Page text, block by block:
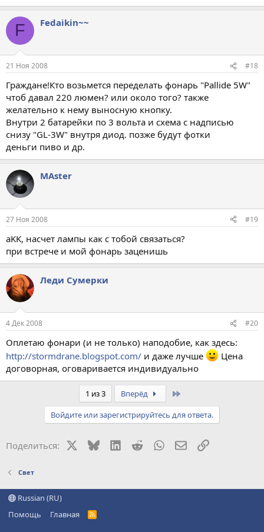
F Fedaikin~~
21 Ноя 2008 #18
Граждане!Кто возьмется переделать фонарь "Pallide 5W"
чтоб давал 220 люмен? или около того? также
желательно к нему выносную кнопку.
Внутри 2 батарейки по 3 вольта и схема с надписью
снизу "GL-3W" внутря диод. позже будут фотки
деньги пиво и др.
МАster
27 Ноя 2008 #19
aKK, насчет лампы как с тобой связаться?
при встрече и мой фонарь заценишь
Леди Сумерки
4 Дек 2008 #20
Оплетаю фонари (и не только) наподобие, как здесь:
http://stormdrane.blogspot.com/ и даже лучше
Цена
договорная, оговаривается индивидуально
1 из 3 Вперёд
Войдите или зарегистрируйтесь для ответа.
Поделиться: BlueskyLinkedIn
RedditWhatsAppЭлектронная
Ссылка
Свет
Russian (RU)
Помощь
Главная
R